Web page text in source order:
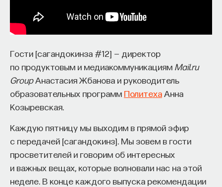
Гости [сагандокинза #12] — директор
по продуктовым и медиакоммуникациям Mail.ru
GroupАнастасия Жбанова и руководитель
образовательных программ Политеха Анна
Козыревская.
Каждую пятницу мы выходим в прямой эфир
с передачей [сагандокинз]. Мы зовем в гости
просветителей и говорим об интересных
и важных вещах, которые волновали нас на этой
неделе. В конце каждого выпуска рекомендации
собственное будущее, почему результаты
образования раскрываются на длинной дистанции,
и что на самом деле должен уметь студент,
выходящий в сложный и быстро меняющийся мир.
А еще — почему ИИ не стоит просто запрещать,
как использовать его для диалога, и зачем
университету учить не только знаниям, но и самой
практике мышления и коммуникации.
Основатель ПостНауки Ивар Максутов запускает
проект Naukka Talents.
Это глобальная экосистема для поиска и найма
Гость прямого эфира —
лаборатории когнитивных исследований, доцент
РАНХиГС. Вместе с редактором ПостНауки
Алиной Затонской поговорим о мышлении,
познании и разрыве шаблонов.